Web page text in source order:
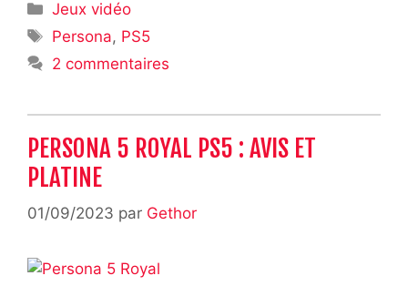
Catégories
Jeux vidéo
Étiquettes
Persona, PS5
2 commentaires
PERSONA 5 ROYAL PS5 : AVIS ET
PLATINE
01/09/2023 par Gethor